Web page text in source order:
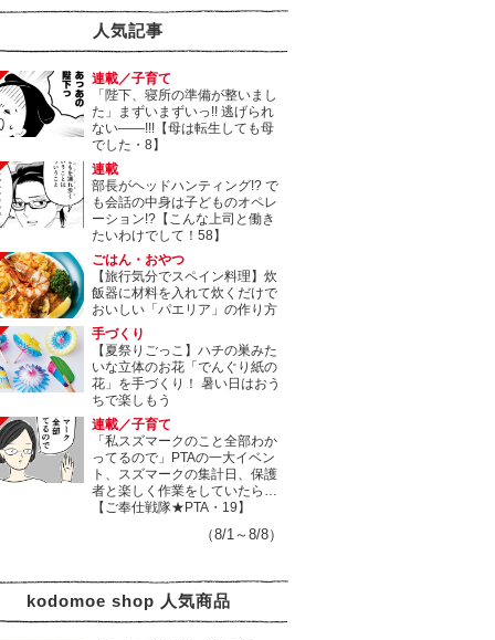
人気記事
連載／子育て
「陛下、寝所の準備が整いまし
た」まずいまずいっ!! 逃げられ
ない――!!!【母は転生しても母
でした・8】
連載
部長がヘッドハンティング!? で
も会話の中身は子どものオペレ
ーション!?【こんな上司と働き
たいわけでして！58】
ごはん・おやつ
【旅行気分でスペイン料理】炊
飯器に材料を入れて炊くだけで
おいしい「パエリア」の作り方
手づくり
【夏祭りごっこ】ハチの巣みた
いな立体のお花「でんぐり紙の
花」を手づくり！ 暑い日はおう
ちで楽しもう
連載／子育て
「私スズマークのこと全部わか
ってるので」PTAの一大イベン
ト、スズマークの集計日、保護
者と楽しく作業をしていたら…
【ご奉仕戦隊★PTA・19】
（8/1～8/8）
kodomoe shop 人気商品